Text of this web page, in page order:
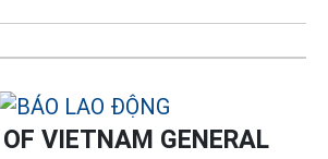
VIETNAM GENERAL